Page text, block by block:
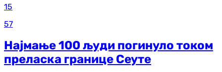
15
57
Најмање 100 људи погинуло током
преласка границе Сеуте